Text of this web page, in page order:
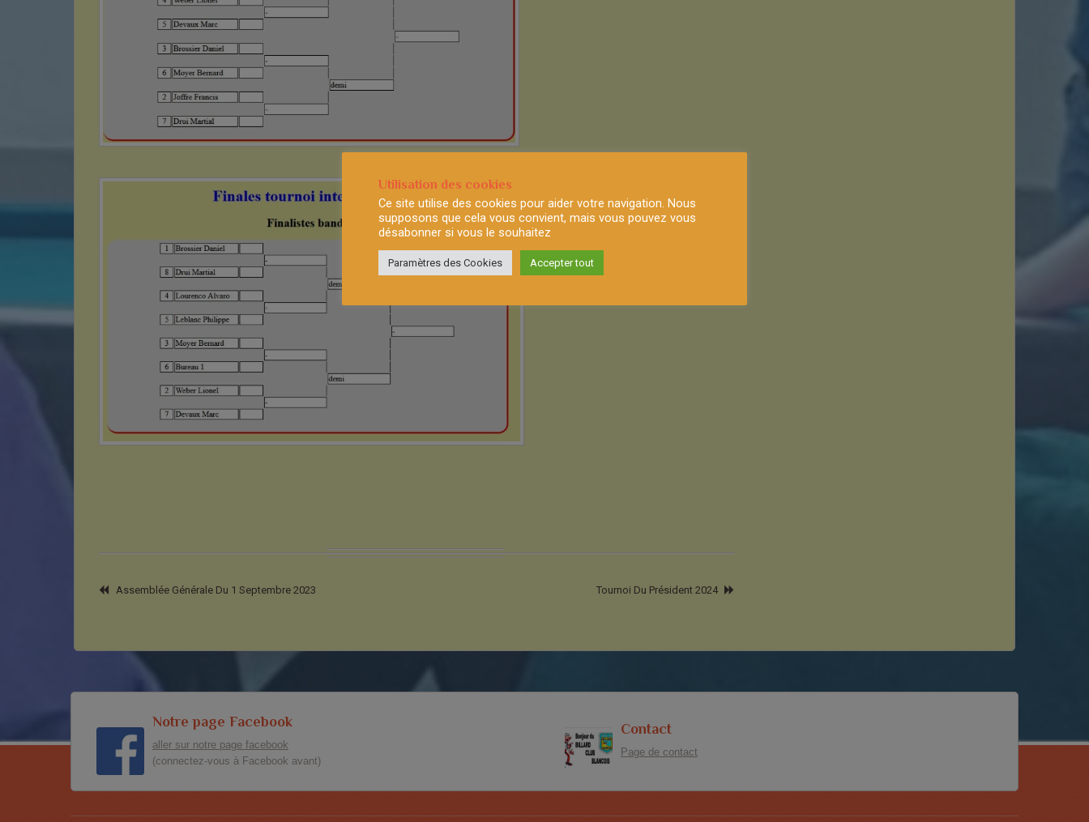
Assemblée Générale Du 1 Septembre 2023 Tournoi Du Président 2024
Notre page Facebook
aller sur notre page facebook
(connectez-vous à Facebook avant)
Contact
Page de contact
Utilisation des cookies
Ce site utilise des cookies pour aider votre navigation. Nous
supposons que cela vous convient, mais vous pouvez vous
désabonner si vous le souhaitez
Paramètres des Cookies Accepter tout